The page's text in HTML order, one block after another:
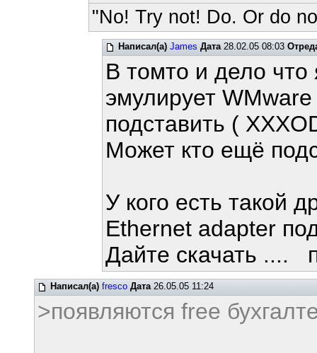
"No! Try not! Do. Or do
Написал(а) James Дата28.02.05 08:03
В томто и дело что
эмулирует
подставить (
Может кто ещё
У кого есть такой
Ethernet adapter
Дайте скачать ....
Написал(а) fresco Дата26.05.05 11:24
>появляются free